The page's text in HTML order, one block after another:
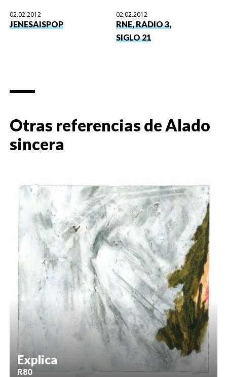
02.02.2012
JENESAISPOP
02.02.2012
RNE, RADIO 3,
SIGLO 21
Otras referencias deAlado
sincera
Explica
R80